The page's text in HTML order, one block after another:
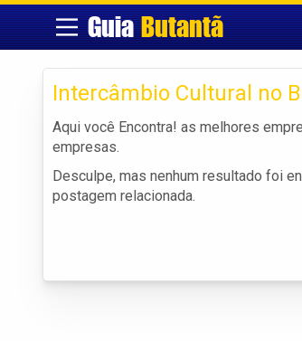
GuiaButantã
Intercâmbio Cultural no
Aqui você Encontra! as melhores
empresas.
Desculpe, mas nenhum resultado foi
postagem relacionada.